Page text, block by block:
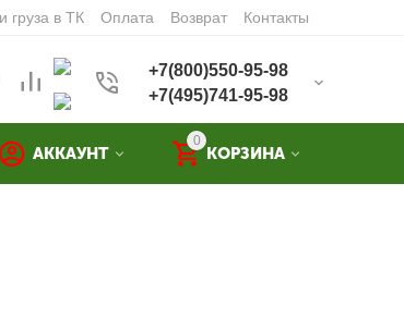
груза в ТК Оплата Возврат Контакты
+7(800)550-95-98
+7(495)741-95-98
0
КОРЗИНА
АККАУНТ